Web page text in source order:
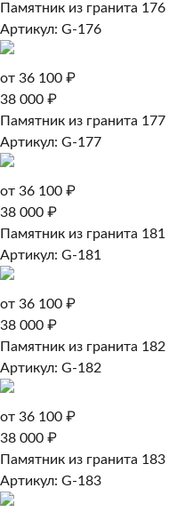
Памятник из гранита 176
Артикул: G-176
от 36 100 ₽
38 000 ₽
Памятник из гранита 177
Артикул: G-177
от 36 100 ₽
38 000 ₽
Памятник из гранита 181
Артикул: G-181
от 36 100 ₽
38 000 ₽
Памятник из гранита 182
Артикул: G-182
от 36 100 ₽
38 000 ₽
Памятник из гранита 183
Артикул: G-183